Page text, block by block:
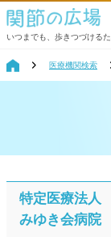
いつまでも、歩きつづけるた
医療機関検索
特定医療法人
みゆき会病院